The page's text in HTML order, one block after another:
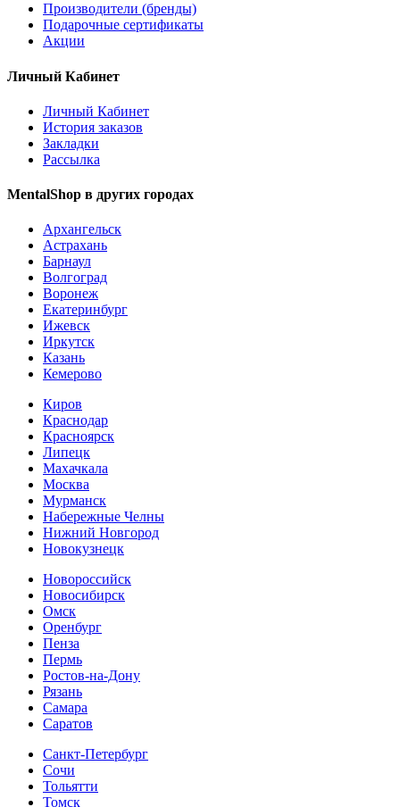
Производители (бренды)
Подарочные сертификаты
Акции
Личный Кабинет
Личный Кабинет
История заказов
Закладки
Рассылка
MentalShop в других городах
Архангельск
Астрахань
Барнаул
Волгоград
Воронеж
Екатеринбург
Ижевск
Иркутск
Казань
Кемерово
Киров
Краснодар
Красноярск
Липецк
Махачкала
Москва
Мурманск
Набережные Челны
Нижний Новгород
Новокузнецк
Новороссийск
Новосибирск
Омск
Оренбург
Пенза
Пермь
Ростов-на-Дону
Рязань
Самара
Cаратов
Санкт-Петербург
Сочи
Тольятти
Томск